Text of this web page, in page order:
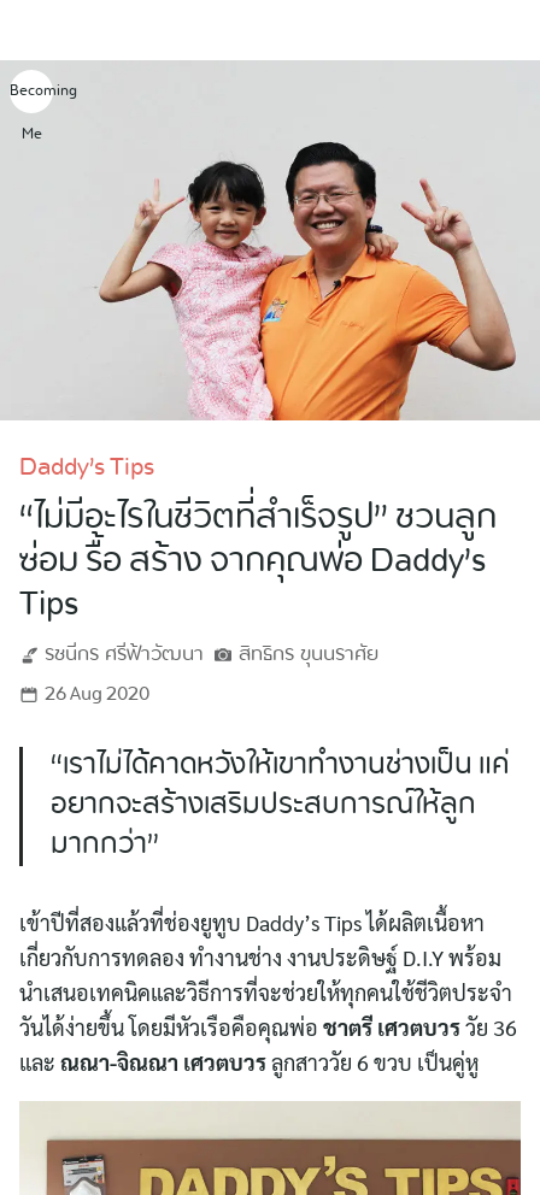
content
Becoming
Me
Daddy’s Tips
“ไม่มีอะไรในชีวิตที่สำเร็จรูป” ชวนลูก
ซ่อม รื้อ สร้าง จากคุณพ่อ Daddy’s
Tips
รชนีกรศรีฟ้าวัฒนา สิทธิกรขุนนราศัย
26 Aug 2020
“เราไม่ได้คาดหวังให้เขาทำงานช่างเป็น แค่
อยากจะสร้างเสริมประสบการณ์ให้ลูก
มากกว่า”
เข้าปีที่สองแล้วที่ช่องยูทูบ Daddy’s Tips ได้ผลิตเนื้อหา
เกี่ยวกับการทดลอง ทำงานช่าง งานประดิษฐ์ D.I.Y พร้อม
นำเสนอเทคนิคและวิธีการที่จะช่วยให้ทุกคนใช้ชีวิตประจำ
วันได้ง่ายขึ้น โดยมีหัวเรือคือคุณพ่อ ชาตรี เศวตบวรวัย 36
และ ณณา-จิณณา เศวตบวรลูกสาววัย 6 ขวบ เป็นคู่หู